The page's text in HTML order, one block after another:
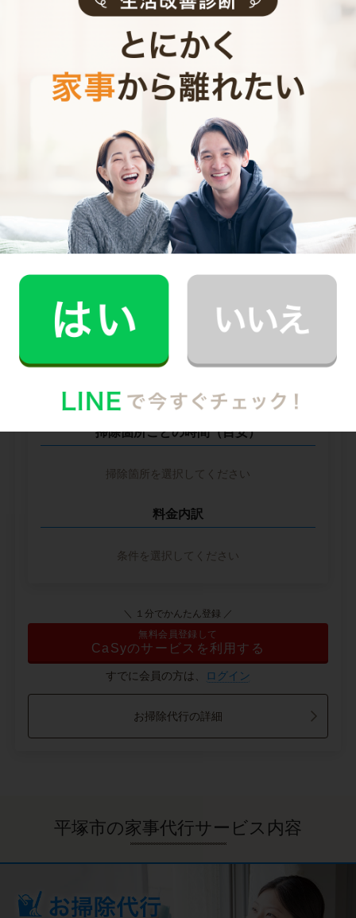
ご利用時間
料金（税込・交通費込） 0
他社との比較
業界大手B社
--円
掃除箇所ごとの時間（目安）
掃除箇所を選択してください
料金内訳
条件を選択してください
＼ １分でかんたん登録 ／
無料会員登録して
CaSyのサービスを利用する
すでに会員の方は、 ログイン
お掃除代行の詳細
平塚市の家事代行サービス内容